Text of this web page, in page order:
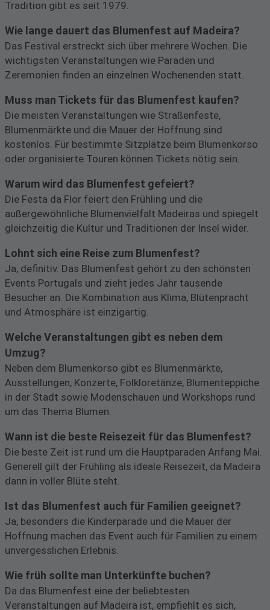
Tradition gibt es seit 1979.
Wie lange dauert das Blumenfest auf Madeira?
Das Festival erstreckt sich über mehrere Wochen. Die
wichtigsten Veranstaltungen wie Paraden und
Zeremonien finden an einzelnen Wochenenden statt.
Muss man Tickets für das Blumenfest kaufen?
Die meisten Veranstaltungen wie Straßenfeste,
Blumenmärkte und die Mauer der Hoffnung sind
kostenlos. Für bestimmte Sitzplätze beim Blumenkorso
oder organisierte Touren können Tickets nötig sein.
Warum wird das Blumenfest gefeiert?
Die Festa da Flor feiert den Frühling und die
außergewöhnliche Blumenvielfalt Madeiras und spiegelt
gleichzeitig die Kultur und Traditionen der Insel wider.
Lohnt sich eine Reise zum Blumenfest?
Ja, definitiv. Das Blumenfest gehört zu den schönsten
Events Portugals und zieht jedes Jahr tausende
Besucher an. Die Kombination aus Klima, Blütenpracht
und Atmosphäre ist einzigartig.
Welche Veranstaltungen gibt es neben dem
Umzug?
Neben dem Blumenkorso gibt es Blumenmärkte,
Ausstellungen, Konzerte, Folkloretänze, Blumenteppiche
in der Stadt sowie Modenschauen und Workshops rund
um das Thema Blumen.
Wann ist die beste Reisezeit für das Blumenfest?
Die beste Zeit ist rund um die Hauptparaden Anfang Mai.
Generell gilt der Frühling als ideale Reisezeit, da Madeira
dann in voller Blüte steht.
Ist das Blumenfest auch für Familien geeignet?
Ja, besonders die Kinderparade und die Mauer der
Hoffnung machen das Event auch für Familien zu einem
unvergesslichen Erlebnis.
Wie früh sollte man Unterkünfte buchen?
Da das Blumenfest eine der beliebtesten
Veranstaltungen auf Madeira ist, empfiehlt es sich,